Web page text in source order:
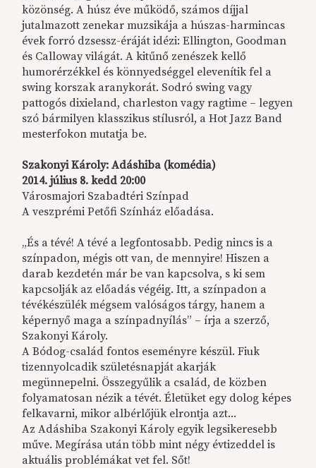
közönség. A húsz éve működő, számos díjjal
jutalmazott zenekar muzsikája a húszas-harmincas
évek forró dzsessz-éráját idézi: Ellington, Goodman
és Calloway világát. A kitűnő zenészek kellő
humorérzékkel és könnyedséggel elevenítik fel a
swing korszak aranykorát. Sodró swing vagy
pattogós dixieland, charleston vagy ragtime – legyen
szó bármilyen klasszikus stílusról, a Hot Jazz Band
mesterfokon mutatja be.
Szakonyi Károly: Adáshiba (komédia)
2014. július 8. kedd 20:00
Városmajori Szabadtéri Színpad
A veszprémi Petőfi Színház előadása.
„És a tévé! A tévé a legfontosabb. Pedig nincs is a
színpadon, mégis ott van, de mennyire! Hiszen a
darab kezdetén már be van kapcsolva, s ki sem
kapcsolják az előadás végéig. Itt, a színpadon a
tévékészülék mégsem valóságos tárgy, hanem a
képernyő maga a színpadnyílás” – írja a szerző,
Szakonyi Károly.
A Bódog-család fontos eseményre készül. Fiuk
tizennyolcadik születésnapját akarják
megünnepelni. Összegyűlik a család, de közben
folyamatosan nézik a tévét. Életüket egy dolog képes
felkavarni, mikor albérlőjük elrontja azt...
Az Adáshiba Szakonyi Károly egyik legsikeresebb
műve. Megírása után több mint négy évtizeddel is
aktuális problémákat vet fel. Sőt!